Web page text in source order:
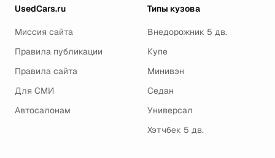
UsedCars.ru
Миссия сайта
Правила публикации
Правила сайта
Для СМИ
Автосалонам
Типы кузова
Внедорожник 5 дв.
Купе
Минивэн
Седан
Универсал
Хэтчбек 5 дв.